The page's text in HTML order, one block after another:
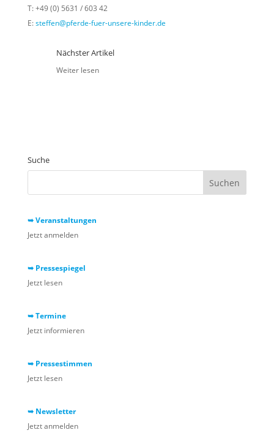
T: +49 (0) 5631 / 603 42
E:steffen@pferde-fuer-unsere-kinder.de
Nächster Artikel
Weiter lesen
Suche
➥ Veranstaltungen
Jetzt anmelden
➥ Pressespiegel
Jetzt lesen
➥ Termine
Jetzt informieren
➥ Pressestimmen
Jetzt lesen
➥ Newsletter
Jetzt anmelden